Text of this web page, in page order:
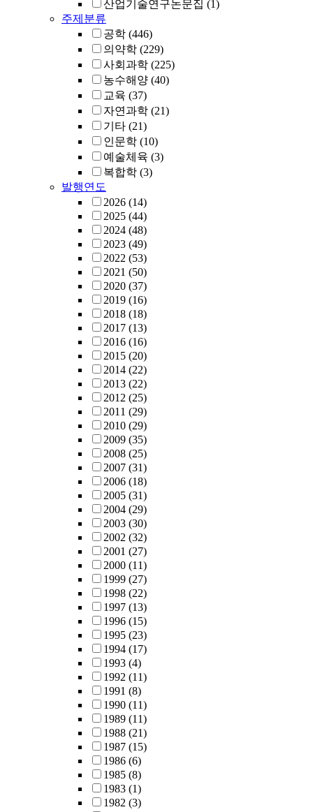
산업기술연구논문집 (1)
주제분류
공학 (446)
의약학 (229)
사회과학 (225)
농수해양 (40)
교육 (37)
자연과학 (21)
기타 (21)
인문학 (10)
예술체육 (3)
복합학 (3)
발행연도
2026 (14)
2025 (44)
2024 (48)
2023 (49)
2022 (53)
2021 (50)
2020 (37)
2019 (16)
2018 (18)
2017 (13)
2016 (16)
2015 (20)
2014 (22)
2013 (22)
2012 (25)
2011 (29)
2010 (29)
2009 (35)
2008 (25)
2007 (31)
2006 (18)
2005 (31)
2004 (29)
2003 (30)
2002 (32)
2001 (27)
2000 (11)
1999 (27)
1998 (22)
1997 (13)
1996 (15)
1995 (23)
1994 (17)
1993 (4)
1992 (11)
1991 (8)
1990 (11)
1989 (11)
1988 (21)
1987 (15)
1986 (6)
1985 (8)
1983 (1)
1982 (3)